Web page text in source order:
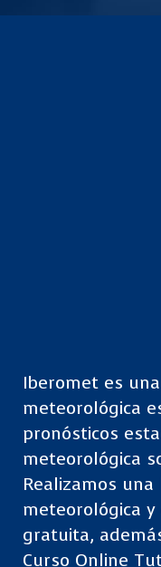
Iberomet es
meteorológica
pronósticos
meteorológica
Realizamos
meteorológica
gratuita,
Curso Online